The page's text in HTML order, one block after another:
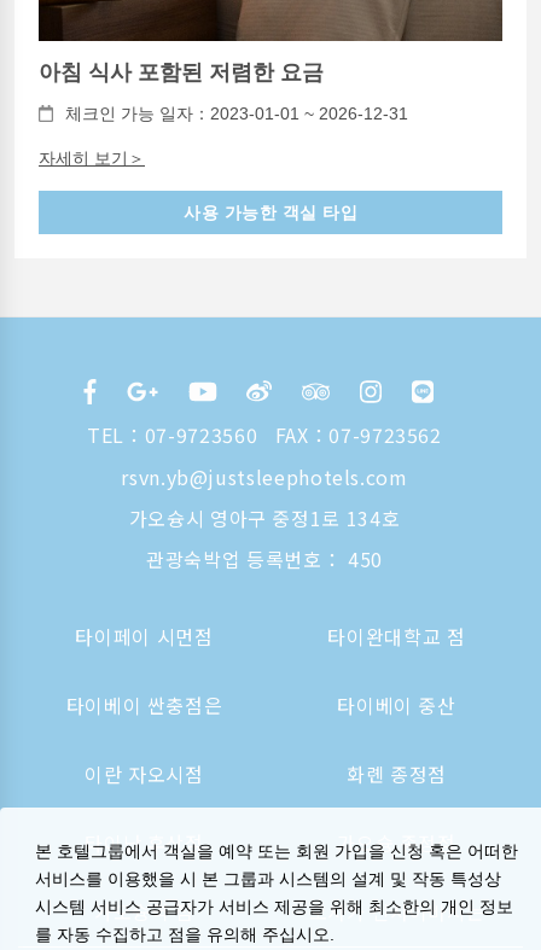
아침 식사 포함된 저렴한 요금
체크인 가능 일자：2023-01-01 ~ 2026-12-31
자세히 보기＞
사용 가능한 객실 타입
TEL： 07-9723560
FAX：07-9723562
rsvn.yb@justsleephotels.com
가오슝시 영아구 중정1로 134호
관광숙박업 등록번호： 450
타이페이 시먼점 타이완대학교 점
타이베이 싼충점은 타이베이 중산
이란 자오시점 화롄 종정점
타이난 후산점 가오슝 종정점
가오슝역 점 오사카 신사이바시는
본 호텔그룹에서 객실을 예약 또는 회원 가입을 신청 혹은 어떠한
서비스를 이용했을 시 본 그룹과 시스템의 설계 및 작동 특성상
시스템 서비스 공급자가 서비스 제공을 위해 최소한의 개인 정보
를 자동 수집하고 점을 유의해 주십시오.